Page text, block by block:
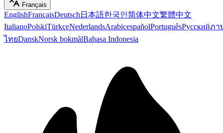
Français
EnglishFrançaisDeutsch 日本語한국인简体中文繁體中文
ItalianoPolskiTürkçeNederlandsArabicespañolPortuguêsРусскийภา
ไทยDanskNorsk bokmålBahasa Indonesia